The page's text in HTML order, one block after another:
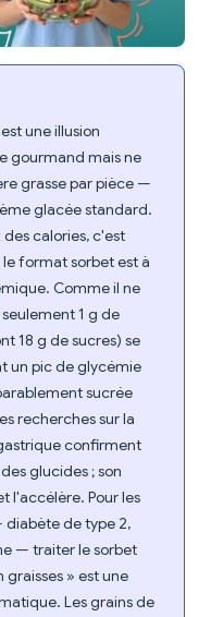
une illusion
gourmand mais ne
grasse par pièce —
glacée standard.
calories, c'est
format sorbet est à
Comme il ne
1 g de
18 g de sucres) se
un pic de glycémie
sucrée
recherches sur la
confirment
glucides ; son
l'accélère. Pour les
de type 2,
— traiter le sorbet
» est une
Les grains de